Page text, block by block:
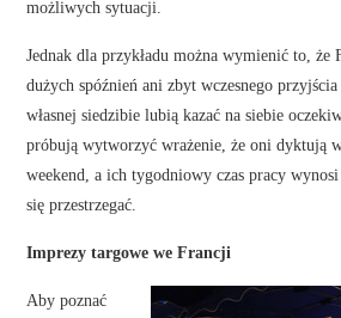
możliwych sytuacji.
Jednak dla przykładu można wymienić to, że
dużych spóźnień ani zbyt wczesnego
własnej siedzibie lubią kazać na siebie
próbują wytworzyć wrażenie, że oni dyktują
weekend, a ich tygodniowy czas pracy
się przestrzegać.
Imprezy targowe we Francji
Aby poznać